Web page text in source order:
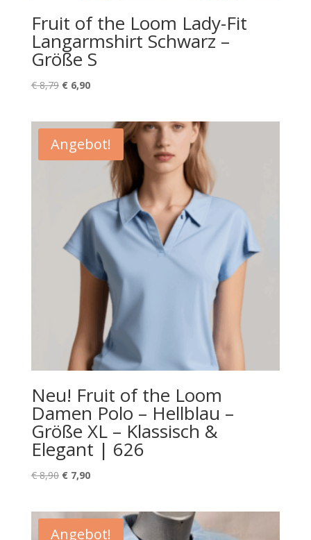
Fruit of the Loom Lady-Fit
Langarmshirt Schwarz –
Größe S
€8,79 Ursprünglicher
€ 8,79
€6,90Aktueller
€ 6,90.
Angebot!
Neu! Fruit of the Loom
Damen Polo – Hellblau –
Größe XL – Klassisch &
Elegant | 626
€8,90 Ursprünglicher
€ 8,90
€7,90Aktueller
€ 7,90.
Angebot!